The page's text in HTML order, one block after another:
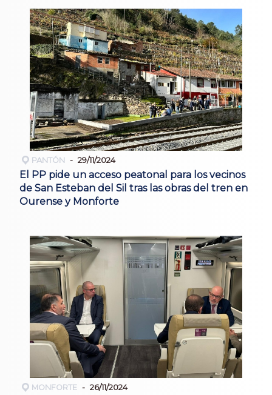
PANTÓN 29/11/2024
El PP pide un acceso peatonal para los vecinos
de San Esteban del Sil tras las obras del tren en
Ourense y Monforte
MONFORTE 26/11/2024